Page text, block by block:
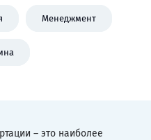
Менеджмент
– это наиболее